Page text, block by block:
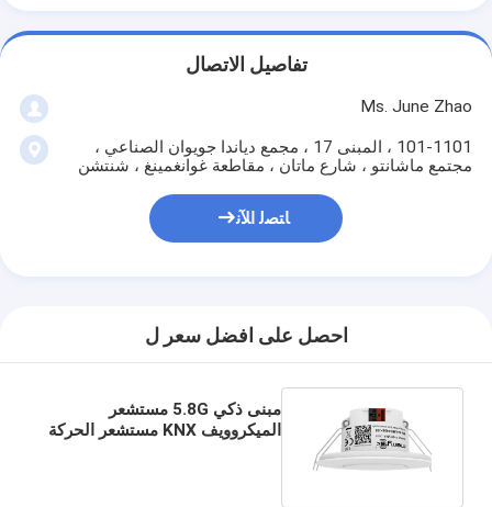
تفاصيل الاتصال
Ms. June Zhao
101-1101 ، المبنى 17 ، مجمع دياندا جويوان الصناعي ،
مجتمع ماشانتو ، شارع ماتان ، مقاطعة غوانغمينغ ، شنتشن
ﺎﺘﺼﻟ ﺍﻶﻧ
احصل على افضل سعر ل
مبنى ذكي 5.8G مستشعر
الميكروويف KNX مستشعر الحركة